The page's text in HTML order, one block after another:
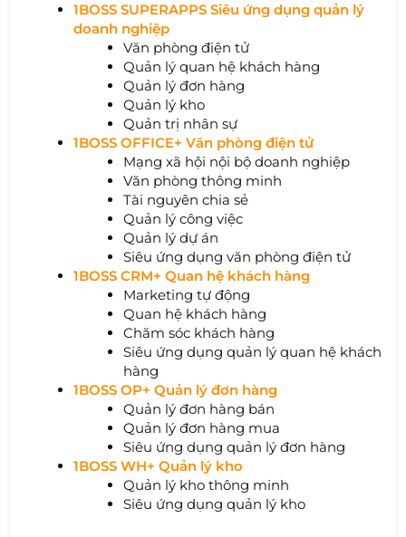
1BOSS SUPERAPPS Siêu ứng dụng quản lý
doanh nghiệp
Văn phòng điện tử
Quản lý quan hệ khách hàng
Quản lý đơn hàng
Quản lý kho
Quản trị nhân sự
1BOSS OFFICE+ Văn phòng điện tử
Mạng xã hội nội bộ doanh nghiệp
Văn phòng thông minh
Tài nguyên chia sẻ
Quản lý công việc
Quản lý dự án
Siêu ứng dụng văn phòng điện tử
1BOSS CRM+ Quan hệ khách hàng
Marketing tự động
Quan hệ khách hàng
Chăm sóc khách hàng
Siêu ứng dụng quản lý quan hệ khách
hàng
1BOSS OP+ Quản lý đơn hàng
Quản lý đơn hàng bán
Quản lý đơn hàng mua
Siêu ứng dụng quản lý đơn hàng
1BOSS WH+ Quản lý kho
Quản lý kho thông minh
Siêu ứng dụng quản lý kho